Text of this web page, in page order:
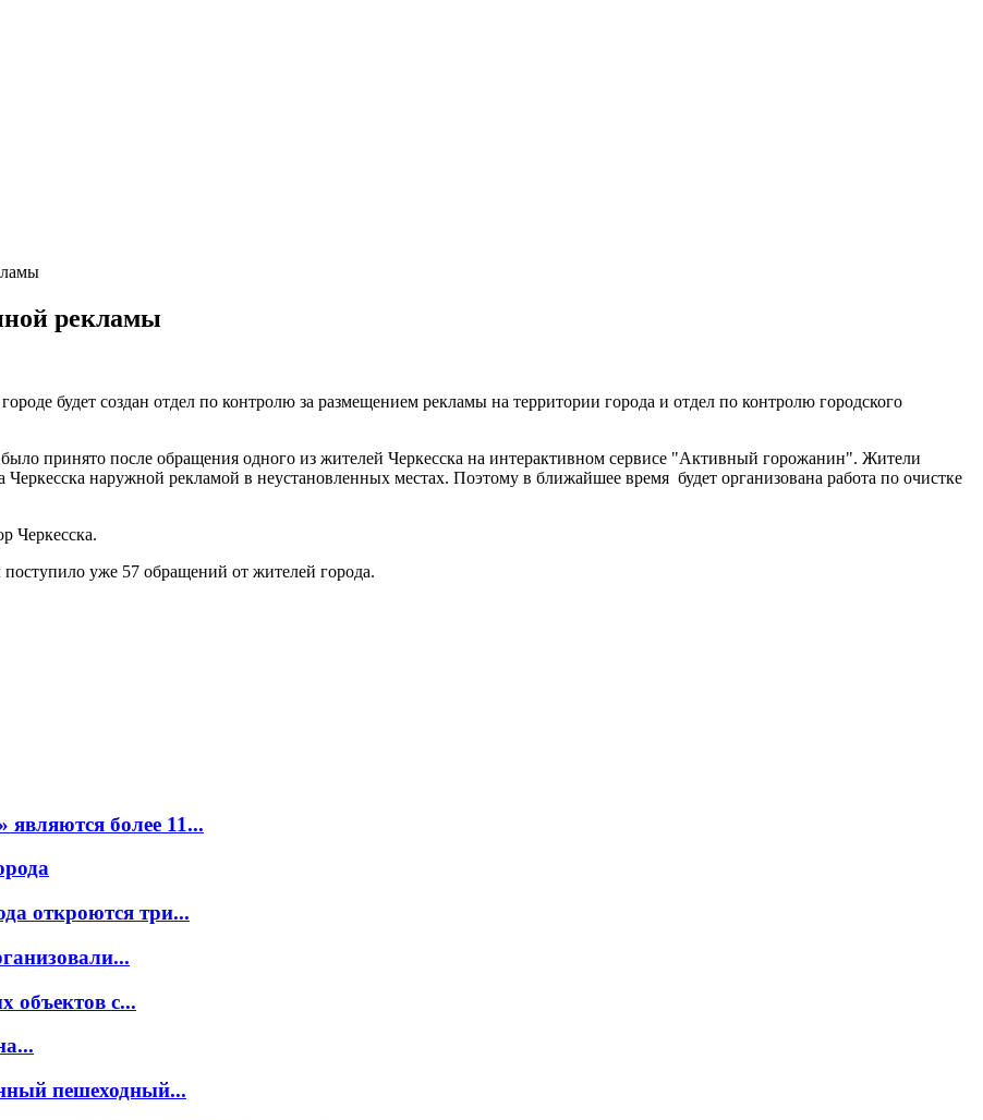
рекламы
будет создан отдел по контролю за размещением рекламы на территории города и отдел по контролю городского
принято после обращения одного из жителей Черкесска на интерактивном сервисе "Активный горожанин". Жители
наружной рекламой в неустановленных местах. Поэтому в ближайшее время будет организована работа по очистке
Черкесска.
уже 57 обращений от жителей города.
более 11...
откроются три...
объектов с...
пешеходный...